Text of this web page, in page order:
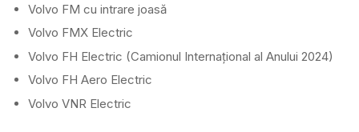
Volvo FM cu intrare joasă
Volvo FMX Electric
Volvo FH Electric (Camionul Internațional al Anului 2024)
Volvo FH Aero Electric
Volvo VNR Electric